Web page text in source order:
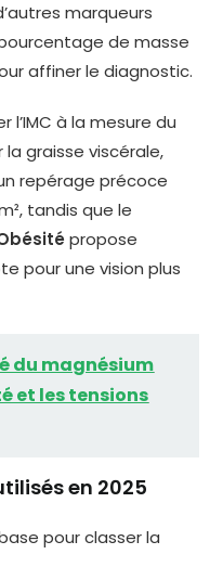
marqueurs
de masse
affiner le diagnostic.
l’IMC à la mesure du
graisse viscérale,
repérage précoce
tandis que le
propose
pour une vision plus
du magnésium
et les tensions
en 2025
pour classer la